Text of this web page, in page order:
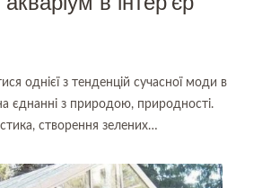
однієї з тенденцій сучасної моди в
на єднанні з природою, природності.
створення зелених…